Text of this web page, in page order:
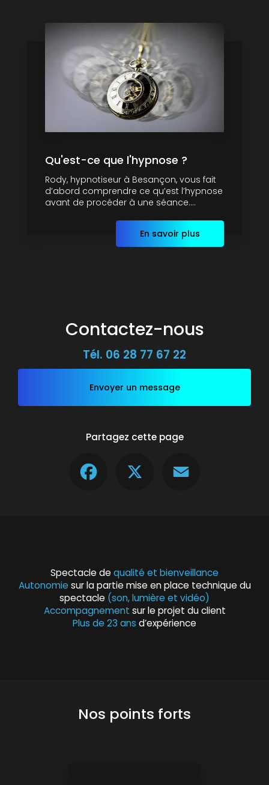
Qu'est-ce que l'hypnose ?
Rody, hypnotiseur à Besançon, vous fait
d’abord comprendre ce qu’est l’hypnose
avant de procéder à une séance....
En savoir plus
Contactez-nous
Tél. 06 28 77 67 22
Envoyer un message
Partagez cette page
Spectacle dequalité et bienveillance
Autonomie sur la partie mise en place technique du
spectacle (son, lumière et vidéo)
Accompagnement sur le projet du client
Plus de 23 ans d’expérience
Nos points forts